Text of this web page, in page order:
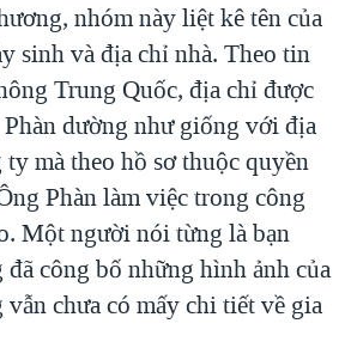
nhóm này liệt kê tên của
sinh và địa chỉ nhà. Theo tin
Trung Quốc, địa chỉ được
dường như giống với địa
mà theo hồ sơ thuộc quyền
Phàn làm việc trong công
Một người nói từng là bạn
công bố những hình ảnh của
chưa có mấy chi tiết về gia